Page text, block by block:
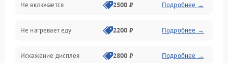
Механика и внутренние элементы
Механические повреждения
Питание и запуск
Не включается 2500 ₽ Подробнее →
Не нагревает еду 2200 ₽ Подробнее →
Искажение дисплея 2800 ₽ Подробнее →